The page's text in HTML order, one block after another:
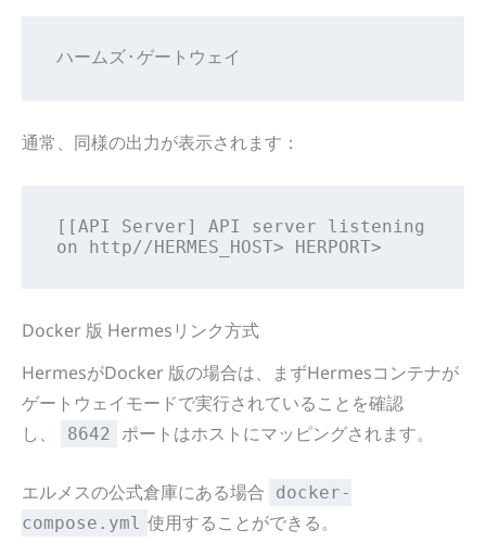
ハームズ·ゲートウェイ
通常、同様の出力が表示されます：
[[API Server] API server listening
on http//HERMES_HOST> HERPORT>
Docker 版 Hermesリンク方式
HermesがDocker 版の場合は、まずHermesコンテナが
ゲートウェイモードで実行されていることを確認
し、
8642 ポートはホストにマッピングされます。
エルメスの公式倉庫にある場合
docker-
compose.yml 使用することができる。